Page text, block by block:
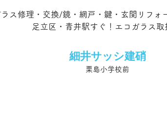
ス修理・交換/鏡・網戸・鍵・玄関リフォ
足立区・青井駅すぐ！エコガラス取
細井サッシ建硝
栗島小学校前